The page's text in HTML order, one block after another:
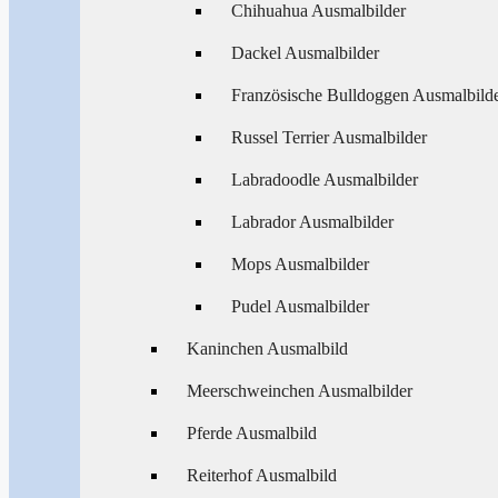
Chihuahua Ausmalbilder
Dackel Ausmalbilder
Französische Bulldoggen
Russel Terrier Ausmalbilder
Labradoodle Ausmalbilder
Labrador Ausmalbilder
Mops Ausmalbilder
Pudel Ausmalbilder
Kaninchen Ausmalbild
Meerschweinchen Ausmalbilder
Pferde Ausmalbild
Reiterhof Ausmalbild